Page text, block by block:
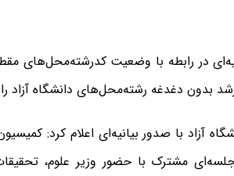
در رابطه با وضعیتکدرشته‌محل‌های
بدون دغدغه رشته‌محل‌های دانشگاه آزاد
آزاد با صدور بیانیه‌ای اعلام کرد:
مشترک با حضور وزیر علوم،